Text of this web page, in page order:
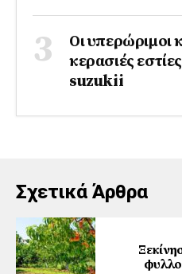
Οι υπερώριμοι
κερασιές
suzukii
Σχετικά Άρθρα